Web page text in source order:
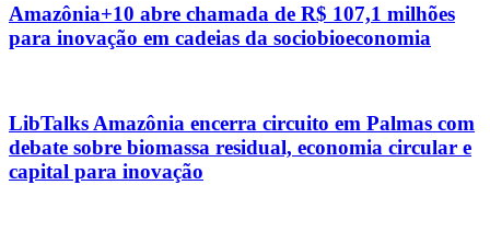
Amazônia+10 abre chamada de R$ 107,1 milhões
para inovação em cadeias da sociobioeconomia
LibTalks Amazônia encerra circuito em Palmas com
debate sobre biomassa residual, economia circular e
capital para inovação